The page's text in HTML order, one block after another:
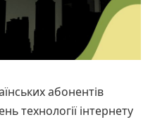
абонентів
технології інтернету